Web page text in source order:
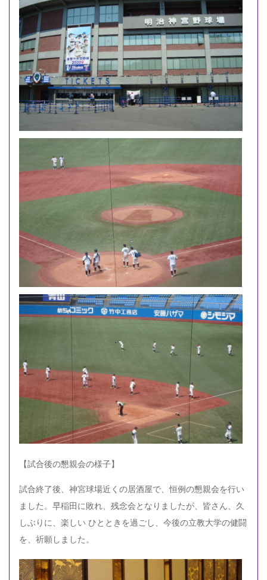
【試合後の懇親会の様子】
試合終了後、神宮球場近くの居酒屋で、恒例の懇親会を行い
ました。早稲田に敗れ、残念会となりましたが、皆さん、久
しぶりに、楽しい ひとときを過ごし、今後の立教大学の健闘
を、祈願しました。